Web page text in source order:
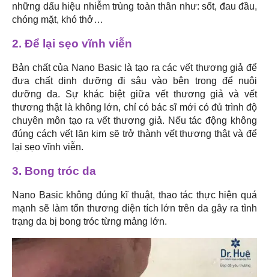
những dấu hiệu nhiễm trùng toàn thân như: sốt, đau đầu,
chóng mặt, khó thở…
2. Để lại sẹo vĩnh viễn
Bản chất của Nano Basic là tạo ra các vết thương giả để
đưa chất dinh dưỡng đi sâu vào bên trong để nuôi
dưỡng da. Sự khác biệt giữa vết thương giả và vết
thương thật là không lớn, chỉ có bác sĩ mới có đủ trình độ
chuyên môn tạo ra vết thương giả. Nếu tác động không
đúng cách vết lăn kim sẽ trở thành vết thương thật và để
lại sẹo vĩnh viễn.
3. Bong tróc da
Nano Basic không đúng kĩ thuật, thao tác thực hiện quá
mạnh sẽ làm tổn thương diện tích lớn trên da gây ra tình
trạng da bị bong tróc từng mảng lớn.